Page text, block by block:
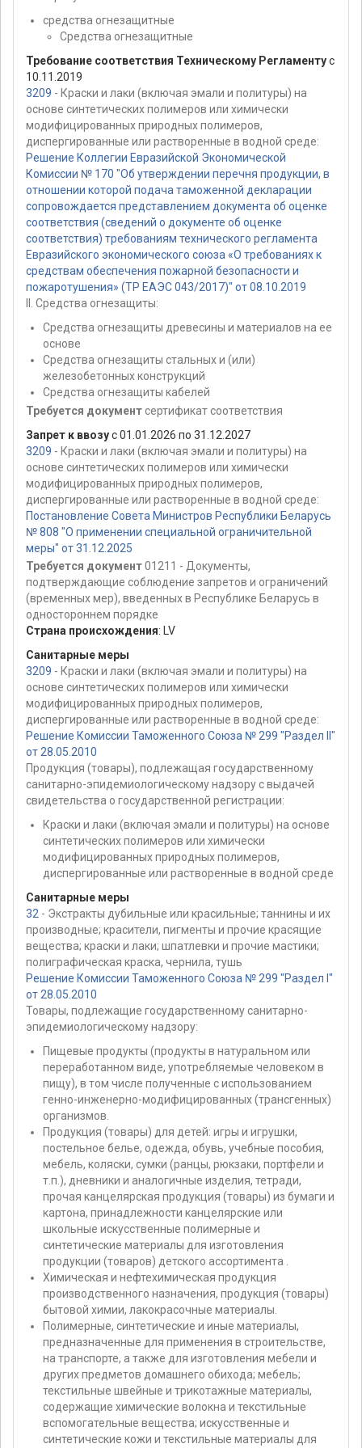
средства огнезащитные
Средства огнезащитные
Требование соответствия Техническому Регламентус
10.11.2019
3209 - Краски и лаки (включая эмали и политуры) на
основе синтетических полимеров или химически
модифицированных природных полимеров,
диспергированные или растворенные в водной среде:
Решение Коллегии Евразийской Экономической
Комиссии № 170 "Об утверждении перечня продукции, в
отношении которой подача таможенной декларации
сопровождается представлением документа об оценке
соответствия (сведений о документе об оценке
соответствия) требованиям технического регламента
Евразийского экономического союза «О требованиях к
средствам обеспечения пожарной безопасности и
пожаротушения» (ТР ЕАЭС 043/2017)" от 08.10.2019
II. Средства огнезащиты:
Средства огнезащиты древесины и материалов на ее
основе
Средства огнезащиты стальных и (или)
железобетонных конструкций
Средства огнезащиты кабелей
Требуется документсертификат соответствия
Запрет к ввозус 01.01.2026 по 31.12.2027
3209 - Краски и лаки (включая эмали и политуры) на
основе синтетических полимеров или химически
модифицированных природных полимеров,
диспергированные или растворенные в водной среде:
Постановление Совета Министров Республики Беларусь
№ 808 "О применении специальной ограничительной
меры" от 31.12.2025
Требуется документ01211 - Документы,
подтверждающие соблюдение запретов и ограничений
(временных мер), введенных в Республике Беларусь в
одностороннем порядке
Страна происхождения:
LV
Санитарные меры
3209 - Краски и лаки (включая эмали и политуры) на
основе синтетических полимеров или химически
модифицированных природных полимеров,
диспергированные или растворенные в водной среде:
Решение Комиссии Таможенного Союза № 299 "Раздел II"
от 28.05.2010
Продукция (товары), подлежащая государственному
санитарно-эпидемиологическому надзору с выдачей
свидетельства о государственной регистрации:
Краски и лаки (включая эмали и политуры) на основе
синтетических полимеров или химически
модифицированных природных полимеров,
диспергированные или растворенные в водной среде
Санитарные меры
32 - Экстракты дубильные или красильные; таннины и их
производные; красители, пигменты и прочие красящие
вещества; краски и лаки; шпатлевки и прочие мастики;
полиграфическая краска, чернила, тушь
Решение Комиссии Таможенного Союза № 299 "Раздел I"
от 28.05.2010
Товары, подлежащие государственному санитарно-
эпидемиологическому надзору:
Пищевые продукты (продукты в натуральном или
переработанном виде, употребляемые человеком в
пищу), в том числе полученные с использованием
генно-инженерно-модифицированных (трансгенных)
организмов.
Продукция (товары) для детей: игры и игрушки,
постельное белье, одежда, обувь, учебные пособия,
мебель, коляски, сумки (ранцы, рюкзаки, портфели и
т.п.), дневники и аналогичные изделия, тетради,
прочая канцелярская продукция (товары) из бумаги и
картона, принадлежности канцелярские или
школьные искусственные полимерные и
синтетические материалы для изготовления
продукции (товаров) детского ассортимента .
Химическая и нефтехимическая продукция
производственного назначения, продукция (товары)
бытовой химии, лакокрасочные материалы.
Полимерные, синтетические и иные материалы,
предназначенные для применения в строительстве,
на транспорте, а также для изготовления мебели и
других предметов домашнего обихода; мебель;
текстильные швейные и трикотажные материалы,
содержащие химические волокна и текстильные
вспомогательные вещества; искусственные и
синтетические кожи и текстильные материалы для